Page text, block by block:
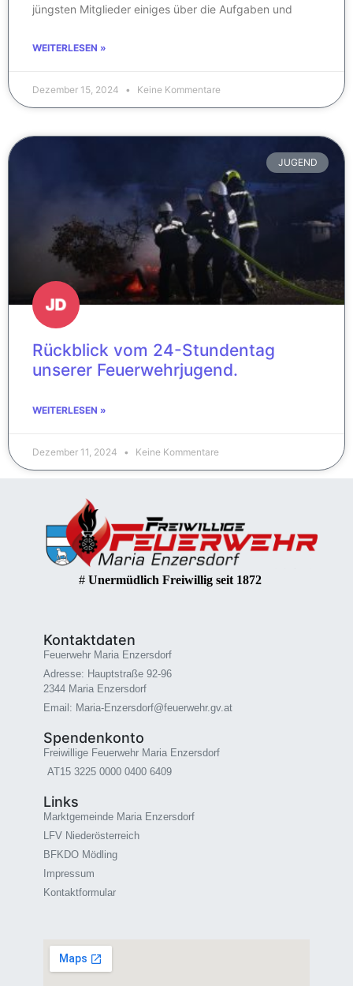
jüngsten Mitglieder einiges über die Aufgaben und
WEITERLESEN »
Dezember 15, 2024 Keine Kommentare
JUGEND
Rückblick vom 24-Stundentag
unserer Feuerwehrjugend.
WEITERLESEN »
Dezember 11, 2024 Keine Kommentare
# Unermüdlich Freiwillig seit 1872
Kontaktdaten
Feuerwehr Maria Enzersdorf
Adresse: Hauptstraße 92-96
2344 Maria Enzersdorf
Email: Maria-Enzersdorf@feuerwehr.gv.at
Spendenkonto
Freiwillige Feuerwehr Maria Enzersdorf
AT15 3225 0000 0400 6409
Links
Marktgemeinde Maria Enzersdorf
LFV Niederösterreich
BFKDO Mödling
Impressum
Kontaktformular